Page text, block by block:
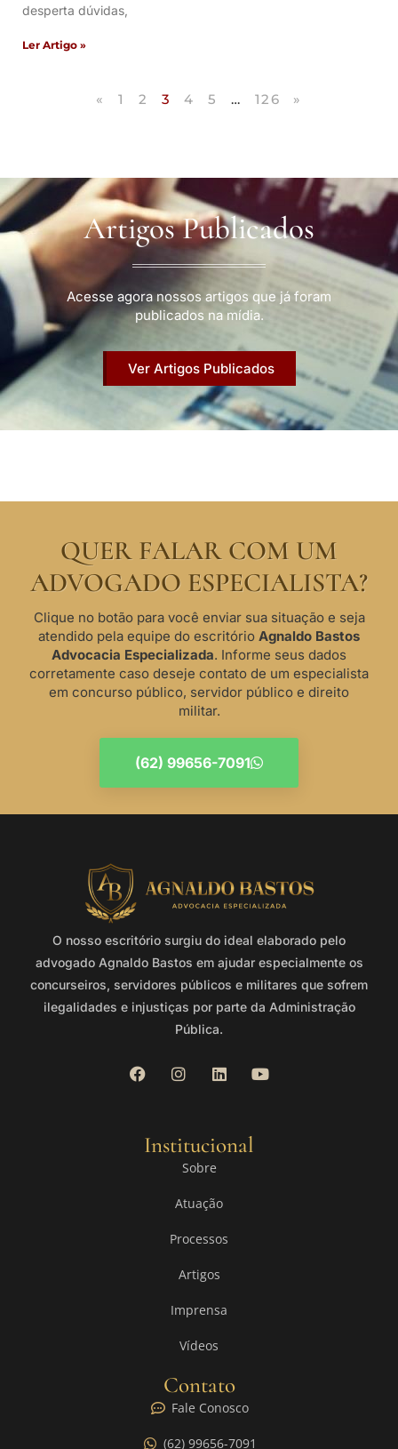
desperta dúvidas,
Ler Artigo »
« 1 2 3 4 5 … 126 »
Artigos Publicados
Acesse agora nossos artigos que já foram
publicados na mídia.
Ver Artigos Publicados
QUER FALAR COM UM
ADVOGADO ESPECIALISTA?
Clique no botão para você enviar sua situação e seja
atendido pela equipe do escritório Agnaldo Bastos
Advocacia Especializada. Informe seus dados
corretamente caso deseje contato de um especialista
em concurso público, servidor público e direito
militar.
(62) 99656-7091
O nosso escritório surgiu do ideal elaborado pelo
advogado Agnaldo Bastos em ajudar especialmente os
concurseiros, servidores públicos e militares que sofrem
ilegalidades e injustiças por parte da Administração
Pública.
Institucional
Sobre
Atuação
Processos
Artigos
Imprensa
Vídeos
Contato
Fale Conosco
(62) 99656-7091